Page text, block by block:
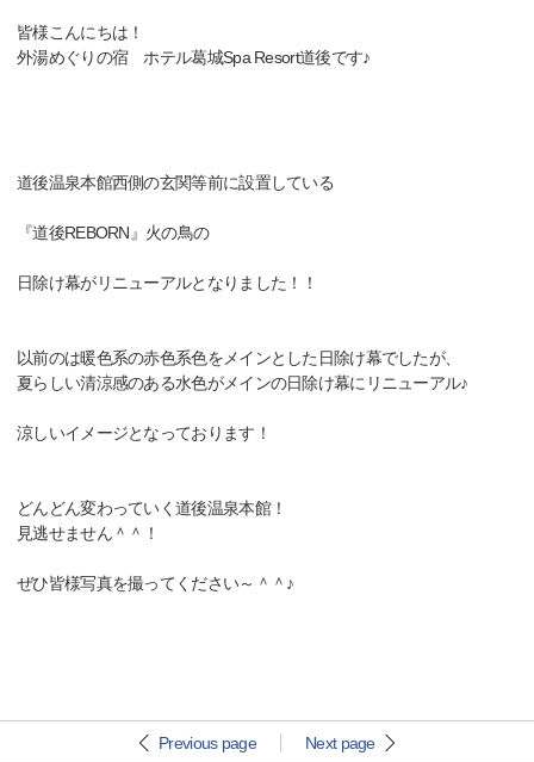
皆様こんにちは！
外湯めぐりの宿 ホテル葛城Spa Resort道後です♪
道後温泉本館西側の玄関等前に設置している
『道後REBORN』火の鳥の
日除け幕がリニューアルとなりました！！
以前のは暖色系の赤色系色をメインとした日除け幕でしたが、
夏らしい清涼感のある水色がメインの日除け幕にリニューアル♪
涼しいイメージとなっております！
どんどん変わっていく道後温泉本館！
見逃せません＾＾！
ぜひ皆様写真を撮ってください～＾＾♪
Previous page Next page